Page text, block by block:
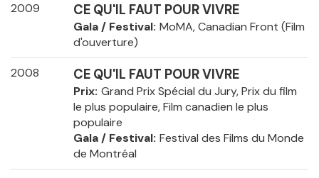
2009 CE QU'IL FAUT POUR VIVRE
Gala / Festival MoMA, Canadian Front (Film
d'ouverture)
2008 CE QU'IL FAUT POUR VIVRE
Prix Grand Prix Spécial du Jury, Prix du film
le plus populaire, Film canadien le plus
populaire
Gala / Festival Festival des Films du Monde
de Montréal